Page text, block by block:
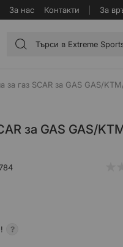
За нас Контакти За
за газ SCAR за GAS GAS/
за GAS GAS/